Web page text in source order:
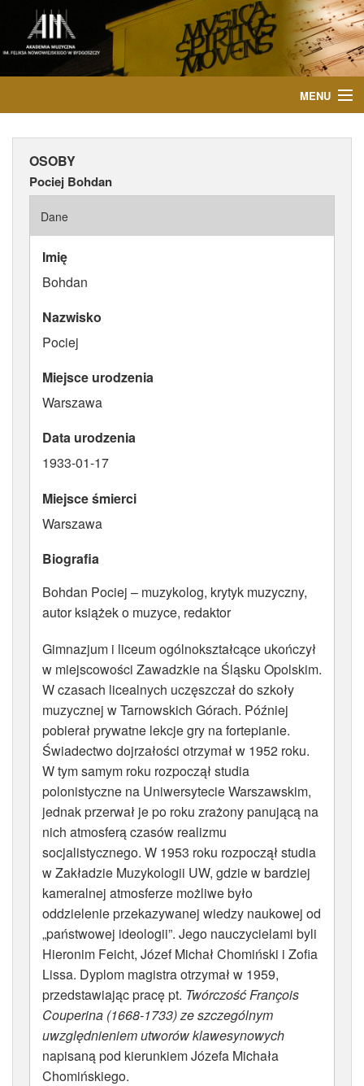
MENU
AKTUALNOŚCI
WYDARZENIA
PUBLIKACJE
ATRYBUTY
OSOBY
Pociej Bohdan
Dane
Imię
Bohdan
Nazwisko
Pociej
Miejsce urodzenia
Warszawa
Data urodzenia
1933-01-17
Miejsce śmierci
Warszawa
Biografia
Bohdan Pociej – muzykolog, krytyk muzyczny,
autor książek o muzyce, redaktor
Gimnazjum i liceum ogólnokształcące ukończył
w miejscowości Zawadzkie na Śląsku Opolskim.
W czasach licealnych uczęszczał do szkoły
muzycznej w Tarnowskich Górach. Później
pobierał prywatne lekcje gry na fortepianie.
Świadectwo dojrzałości otrzymał w 1952 roku.
W tym samym roku rozpoczął studia
polonistyczne na Uniwersytecie Warszawskim,
jednak przerwał je po roku zrażony panującą na
nich atmosferą czasów realizmu
socjalistycznego. W 1953 roku rozpoczął studia
w Zakładzie Muzykologii UW, gdzie w bardziej
kameralnej atmosferze możliwe było
oddzielenie przekazywanej wiedzy naukowej od
„państwowej ideologii”. Jego nauczycielami byli
Hieronim Feicht, Józef Michał Chomiński i Zofia
Lissa. Dyplom magistra otrzymał w 1959,
przedstawiając pracę pt. Twórczość François
Couperina (1668-1733) ze szczególnym
uwzględnieniem utworów klawesynowych
napisaną pod kierunkiem Józefa Michała
Chomińskiego.